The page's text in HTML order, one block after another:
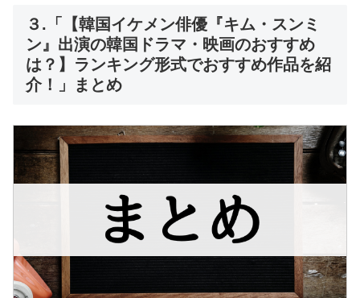
３.「【韓国イケメン俳優『キム・スンミ
ン』出演の韓国ドラマ・映画のおすすめ
は？】ランキング形式でおすすめ作品を紹
介！」まとめ